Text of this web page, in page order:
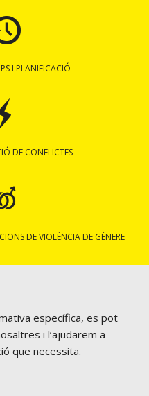
I PLANIFICACIÓ
DE CONFLICTES
DE VIOLÈNCIA DE GÈNERE
específica, es pot
i l’ajudarem a
que necessita.